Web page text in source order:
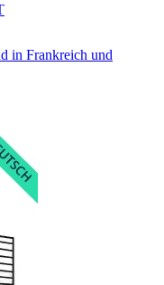
in Frankreich und